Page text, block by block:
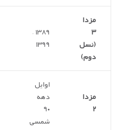
مزدا
۳
(نسل
دوم)
۱۳۸۹ –
۱۳۹۹
مزدا
۲
اوایل
دهه
۹۰
شمسی